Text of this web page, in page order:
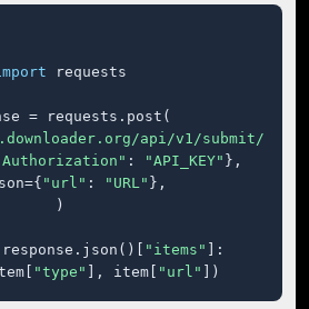
requests
= requests.post(
api/v1/submit/"
: "API_KEY" },
"url" : "URL" },
)
response.json()[ "items"
]:
"type" ], item[ "url" ])